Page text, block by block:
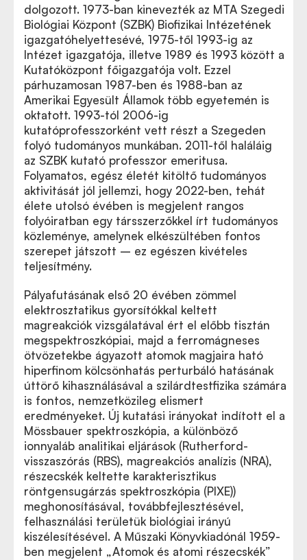
dolgozott. 1973-ban kinevezték az MTA Szegedi
Biológiai Központ (SZBK) Biofizikai Intézetének
igazgatóhelyettesévé, 1975-től 1993-ig az
Intézet igazgatója, illetve 1989 és 1993 között a
Kutatóközpont főigazgatója volt. Ezzel
párhuzamosan 1987-ben és 1988-ban az
Amerikai Egyesült Államok több egyetemén is
oktatott. 1993-tól 2006-ig
kutatóprofesszorként vett részt a Szegeden
folyó tudományos munkában. 2011-től haláláig
az SZBK kutató professzor emeritusa.
Folyamatos, egész életét kitöltő tudományos
aktivitását jól jellemzi, hogy 2022-ben, tehát
élete utolsó évében is megjelent rangos
folyóiratban egy társszerzőkkel írt tudományos
közleménye, amelynek elkészültében fontos
szerepet játszott – ez egészen kivételes
teljesítmény.
Pályafutásának első 20 évében zömmel
elektrosztatikus gyorsítókkal keltett
magreakciók vizsgálatával ért el előbb tisztán
megspektroszkópiai, majd a ferromágneses
ötvözetekbe ágyazott atomok magjaira ható
hiperfinom kölcsönhatás perturbáló hatásának
úttörő kihasználásával a szilárdtestfizika számára
is fontos, nemzetközileg elismert
eredményeket. Új kutatási irányokat indított el a
Mössbauer spektroszkópia, a különböző
ionnyaláb analitikai eljárások (Rutherford-
visszaszórás (RBS), magreakciós analízis (NRA),
részecskék keltette karakterisztikus
röntgensugárzás spektroszkópia (PIXE))
meghonosításával, továbbfejlesztésével,
felhasználási területük biológiai irányú
kiszélesítésével. A Műszaki Könyvkiadónál 1959-
ben megjelent „Atomok és atomi részecskék”